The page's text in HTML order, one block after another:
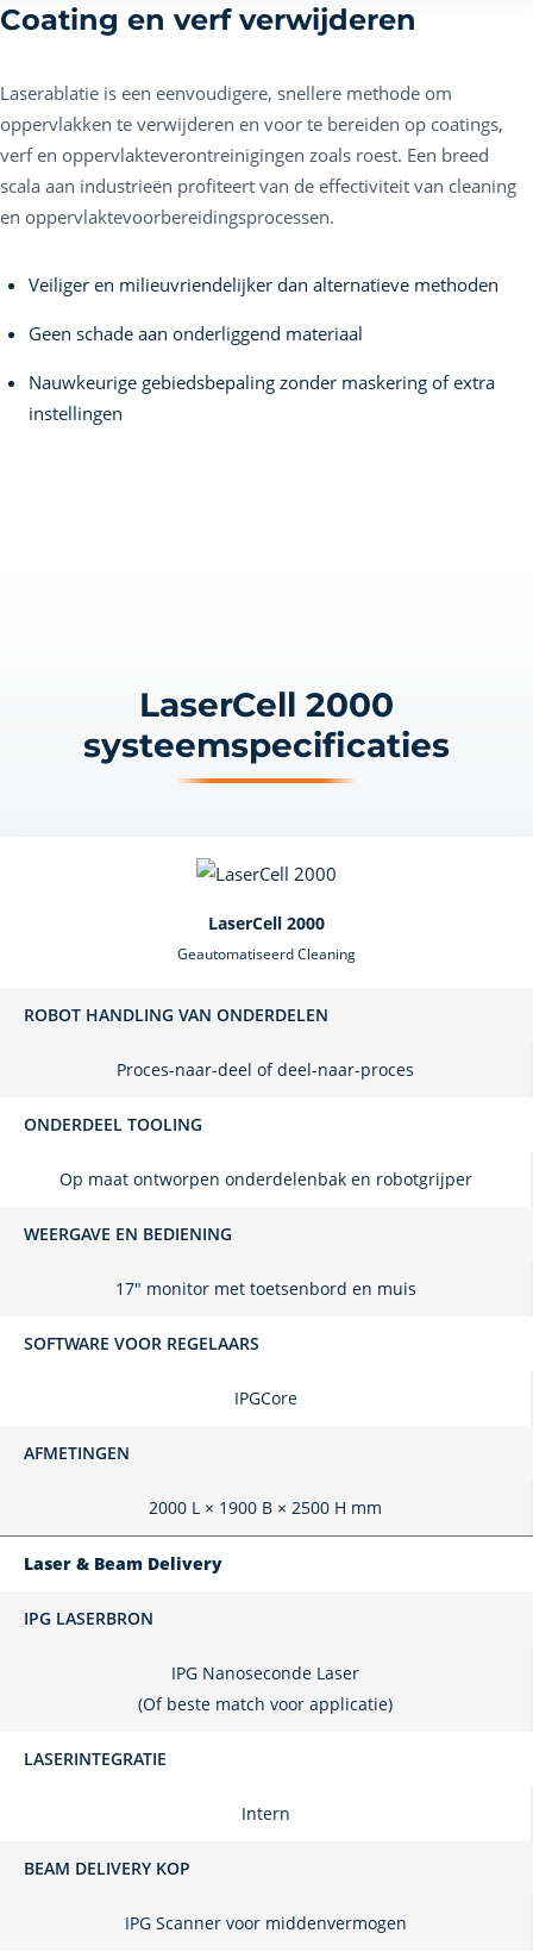
Coating en verf verwijderen
Laserablatie is een eenvoudigere, snellere methode om
oppervlakken te verwijderen en voor te bereiden op coatings,
verf en oppervlakteverontreinigingen zoals roest. Een breed
scala aan industrieën profiteert van de effectiviteit van cleaning
en oppervlaktevoorbereidingsprocessen.
Veiliger en milieuvriendelijker dan alternatieve methoden
Geen schade aan onderliggend materiaal
Nauwkeurige gebiedsbepaling zonder maskering of extra
instellingen
LaserCell 2000
systeemspecificaties
LaserCell 2000
Geautomatiseerd Cleaning
ROBOT HANDLING VAN ONDERDELEN
Proces-naar-deel of deel-naar-proces
ONDERDEEL TOOLING
Op maat ontworpen onderdelenbak en robotgrijper
WEERGAVE EN BEDIENING
17" monitor met toetsenbord en muis
SOFTWARE VOOR REGELAARS
IPGCore
AFMETINGEN
2000 L × 1900 B × 2500 H mm
Laser & Beam Delivery
IPG LASERBRON
IPG Nanoseconde Laser
(Of beste match voor applicatie)
LASERINTEGRATIE
Intern
BEAM DELIVERY KOP
IPG Scanner voor middenvermogen